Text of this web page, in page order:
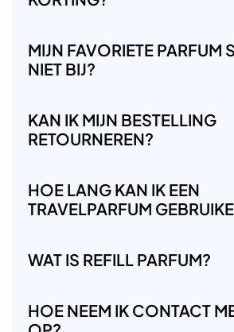
MIJN FAVORIETE PARFUM
NIET BIJ?
KAN IK MIJN BESTELLING
RETOURNEREN?
HOE LANG KAN IK EEN
TRAVELPARFUM
WAT IS REFILL PARFUM?
HOE NEEM IK CONTACT